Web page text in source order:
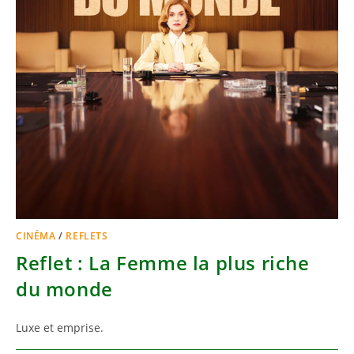
CINÉMA / REFLETS
Reflet : La Femme la plus riche
du monde
Luxe et emprise.